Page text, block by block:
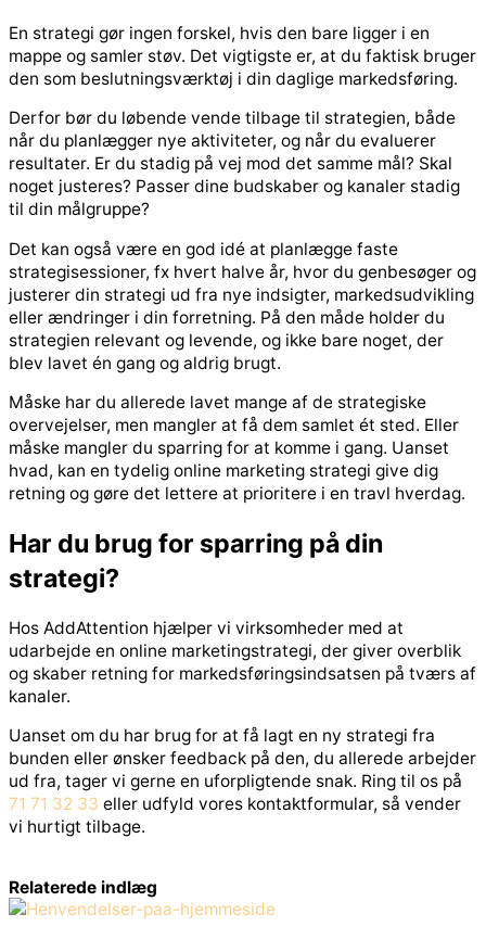
En strategi gør ingen forskel, hvis den bare ligger i en
mappe og samler støv. Det vigtigste er, at du faktisk bruger
den som beslutningsværktøj i din daglige markedsføring.
Derfor bør du løbende vende tilbage til strategien, både
når du planlægger nye aktiviteter, og når du evaluerer
resultater. Er du stadig på vej mod det samme mål? Skal
noget justeres? Passer dine budskaber og kanaler stadig
til din målgruppe?
Det kan også være en god idé at planlægge faste
strategisessioner, fx hvert halve år, hvor du genbesøger og
justerer din strategi ud fra nye indsigter, markedsudvikling
eller ændringer i din forretning. På den måde holder du
strategien relevant og levende, og ikke bare noget, der
blev lavet én gang og aldrig brugt.
Måske har du allerede lavet mange af de strategiske
overvejelser, men mangler at få dem samlet ét sted. Eller
måske mangler du sparring for at komme i gang. Uanset
hvad, kan en tydelig online marketing strategi give dig
retning og gøre det lettere at prioritere i en travl hverdag.
Har du brug for sparring på din
strategi?
Hos AddAttention hjælper vi virksomheder med at
udarbejde en online marketingstrategi, der giver overblik
og skaber retning for markedsføringsindsatsen på tværs af
kanaler.
Uanset om du har brug for at få lagt en ny strategi fra
bunden eller ønsker feedback på den, du allerede arbejder
ud fra, tager vi gerne en uforpligtende snak. Ring til os på
71 71 32 33 eller udfyld vores kontaktformular, så vender
vi hurtigt tilbage.
Relaterede indlæg